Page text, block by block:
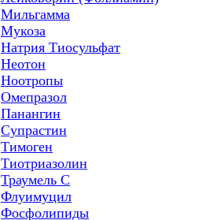
Мильгамма
Мукоза
Натрия Тиосульфат
Неотон
Ноотропы
Омепразол
Панангин
Супрастин
Тимоген
Тиотриазолин
Траумель С
Флуимуцил
Фосфолипиды